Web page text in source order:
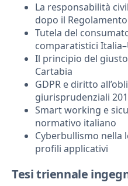
La responsabilità
dopo il
Tutela del
comparatistici
Il principio del
Cartabia
GDPR e diritto
giurisprudenziali
Smart working e
normativo italiano
Cyberbullismo nella
profili applicativi
Tesi triennale